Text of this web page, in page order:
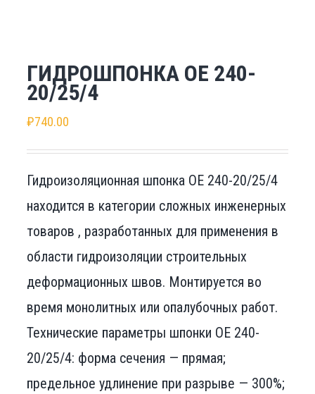
ГИДРОШПОНКА ОЕ 240-
20/25/4
₽740.00
Гидроизоляционная шпонка ОЕ 240-20/25/4
находится в категории сложных инженерных
товаров , разработанных для применения в
области гидроизоляции строительных
деформационных швов. Монтируется во
время монолитных или опалубочных работ.
Технические параметры шпонки ОЕ 240-
20/25/4: форма сечения — прямая;
предельное удлинение при разрыве — 300%;